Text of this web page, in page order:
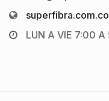
superfibra.com.co
LUN A VIE 7:00 A